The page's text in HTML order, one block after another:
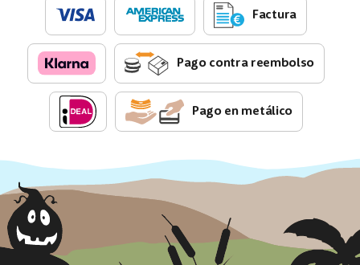
Factura
Pago contra reembolso
Pago en metálico